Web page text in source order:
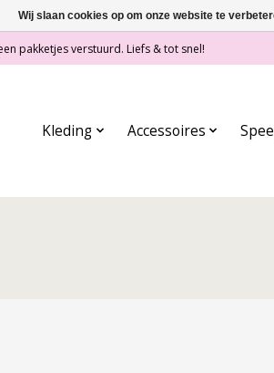
pakketjes verstuurd. Liefs & tot snel!
Kleding Accessoires
Wij slaan cookies op om onze website te